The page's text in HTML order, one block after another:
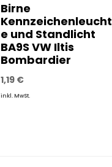
Birne
Kennzeichenleucht
e und Standlicht
BA9S VW Iltis
Bombardier
1,19 €
inkl. MwSt.